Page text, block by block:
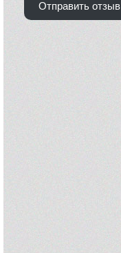
Отправить отзыв